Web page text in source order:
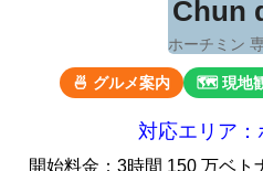
Chun
ホーチミン
🍜 グルメ案内 🗺 現地
対応エリア
開始料金：3時間 150 万ベト